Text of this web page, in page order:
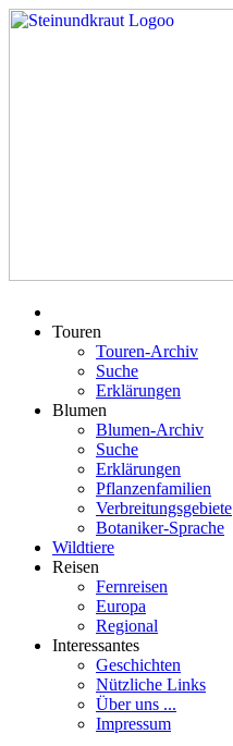
Touren
Touren-Archiv
Suche
Erklärungen
Blumen
Blumen-Archiv
Suche
Erklärungen
Pflanzenfamilien
Verbreitungsgebiete
Botaniker-Sprache
Wildtiere
Reisen
Fernreisen
Europa
Regional
Interessantes
Geschichten
Nützliche Links
Über uns ...
Impressum